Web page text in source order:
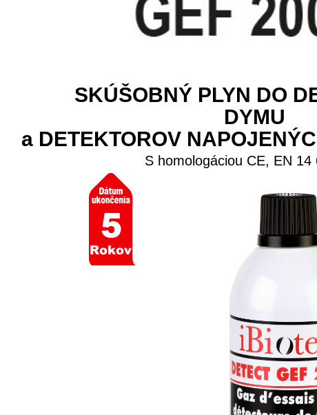
SKÚŠOBNÝ PLYN DO
DYMU
a DETEKTOROV
S homologáciou CE, EN 14